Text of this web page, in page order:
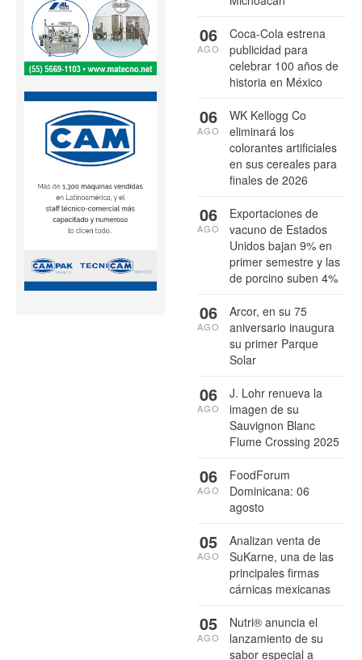
Coca-Cola estrena
publicidad para
celebrar 100 años de
historia en México
06
AGO
WK Kellogg Co
eliminará los
colorantes artificiales
en sus cereales para
finales de 2026
06
AGO
Exportaciones de
vacuno de Estados
Unidos bajan 9% en
primer semestre y las
de porcino suben 4%
06
AGO
Arcor, en su 75
aniversario inaugura
su primer Parque
Solar
06
AGO
J. Lohr renueva la
imagen de su
Sauvignon Blanc
Flume Crossing 2025
06
AGO
FoodForum
Dominicana: 06
agosto
06
AGO
Analizan venta de
SuKarne, una de las
principales firmas
cárnicas mexicanas
05
AGO
Nutri® anuncia el
lanzamiento de su
sabor especial a
05
AGO